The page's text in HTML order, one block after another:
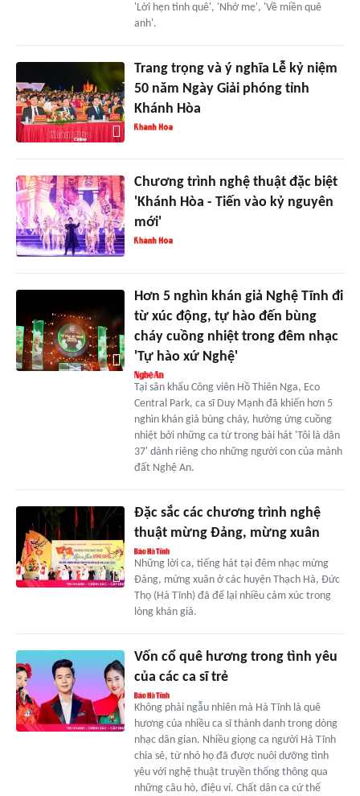
'Lời hẹn tình quê', 'Nhớ mẹ', 'Về miền quê
anh'.
Trang trọng và ý nghĩa Lễ kỷ niệm
50 năm Ngày Giải phóng tỉnh
Khánh Hòa
Chương trình nghệ thuật đặc biệt
'Khánh Hòa - Tiến vào kỷ nguyên
mới'
Hơn 5 nghìn khán giả Nghệ Tĩnh đi
từ xúc động, tự hào đến bùng
cháy cuồng nhiệt trong đêm nhạc
'Tự hào xứ Nghệ'
Tại sân khấu Công viên Hồ Thiên Nga, Eco
Central Park, ca sĩ Duy Mạnh đã khiến hơn 5
nghìn khán giả bùng cháy, hưởng ứng cuồng
nhiệt bởi những ca từ trong bài hát 'Tôi là dân
37' dành riêng cho những người con của mảnh
đất Nghệ An.
Đặc sắc các chương trình nghệ
thuật mừng Đảng, mừng xuân
Những lời ca, tiếng hát tại đêm nhạc mừng
Đảng, mừng xuân ở các huyện Thạch Hà, Đức
Thọ (Hà Tĩnh) đã để lại nhiều cảm xúc trong
lòng khán giả.
Vốn cổ quê hương trong tình yêu
của các ca sĩ trẻ
Không phải ngẫu nhiên mà Hà Tĩnh là quê
hương của nhiều ca sĩ thành danh trong dòng
nhạc dân gian. Nhiều giọng ca người Hà Tĩnh
chia sẻ, từ nhỏ họ đã được nuôi dưỡng tình
yêu với nghệ thuật truyền thống thông qua
những câu hò, điệu ví. Chất dân ca cứ thế